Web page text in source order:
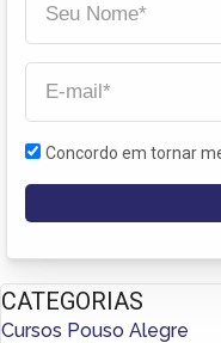
Concordo em tornar
CATEGORIAS
Cursos Pouso Alegre